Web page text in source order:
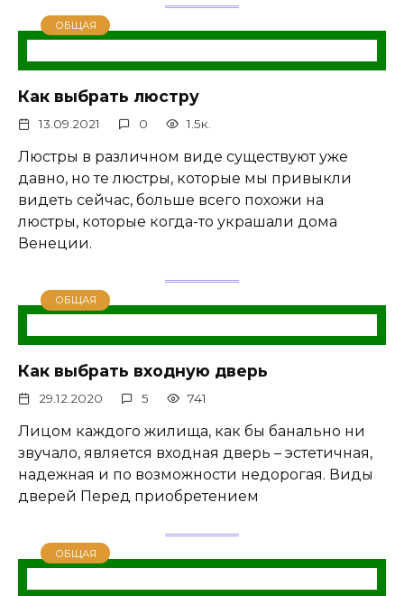
ОБЩАЯ
Как выбрать люстру
13.09.2021 0 1.5к.
Люстры в различном виде существуют уже
давно, но те люстры, которые мы привыкли
видеть сейчас, больше всего похожи на
люстры, которые когда-то украшали дома
Венеции.
ОБЩАЯ
Как выбрать входную дверь
29.12.2020 5 741
Лицом каждого жилища, как бы банально ни
звучало, является входная дверь – эстетичная,
надежная и по возможности недорогая. Виды
дверей Перед приобретением
ОБЩАЯ